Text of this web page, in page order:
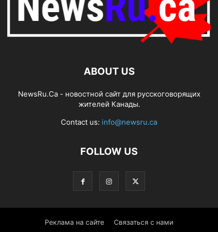
ABOUT US
NewsRu.Ca - новостной сайт для русскоговорящих
жителей Канады.
Contact us: info@newsru.ca
FOLLOW US
Реклама на сайте Связаться с нами